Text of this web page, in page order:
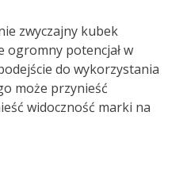
zwyczajny kubek
ogromny potencjał w
do wykorzystania
może przynieść
widoczność marki na